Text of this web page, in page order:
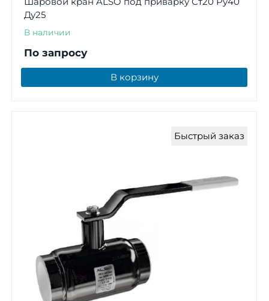
Ду25
В наличии
По запросу
В корзину
Быстрый заказ